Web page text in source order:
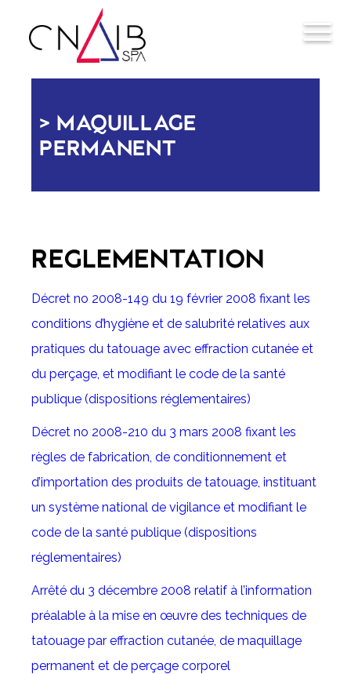
MAQUILLAGE
PERMANENT
REGLEMENTATION
Décret no 2008-149 du 19 février 2008 fixant les
conditions d’hygiène et de salubrité relatives aux
pratiques du tatouage avec effraction cutanée et
du perçage, et modifiant le code de la santé
publique (dispositions réglementaires)
Décret no 2008-210 du 3 mars 2008 fixant les
règles de fabrication, de conditionnement et
d’importation des produits de tatouage, instituant
un système national de vigilance et modifiant le
code de la santé publique (dispositions
réglementaires)
Arrêté du 3 décembre 2008 relatif à l’information
préalable à la mise en œuvre des techniques de
tatouage par effraction cutanée, de maquillage
permanent et de perçage corporel